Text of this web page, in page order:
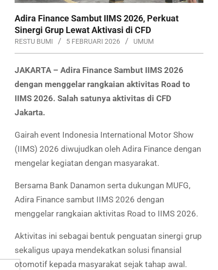
Adira Finance Sambut IIMS 2026, Perkuat
Sinergi Grup Lewat Aktivasi di CFD
RESTU BUMI 5 FEBRUARI 2026 UMUM
JAKARTA – Adira Finance Sambut IIMS 2026
dengan menggelar rangkaian aktivitas Road to
IIMS 2026. Salah satunya aktivitas di CFD
Jakarta.
Gairah event Indonesia International Motor Show
(IIMS) 2026 diwujudkan oleh Adira Finance dengan
mengelar kegiatan dengan masyarakat.
Bersama Bank Danamon serta dukungan MUFG,
Adira Finance sambut IIMS 2026 dengan
menggelar rangkaian aktivitas Road to IIMS 2026.
Aktivitas ini sebagai bentuk penguatan sinergi grup
sekaligus upaya mendekatkan solusi finansial
otomotif kepada masyarakat sejak tahap awal.